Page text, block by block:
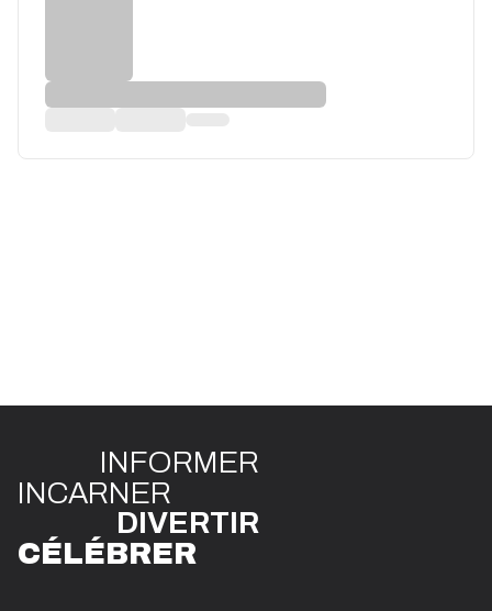
INFORMER
INCARNER
DIVERTIR
CÉLÉBRER